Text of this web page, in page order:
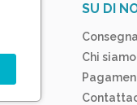
SU DI
Consegna
Chi siamo